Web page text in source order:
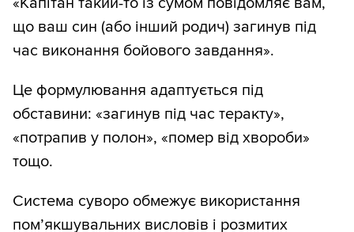
що ваш син (або інший родич) загинув під
час виконання бойового завдання».
Це формулювання адаптується під
обставини: «загинув під час теракту»,
«потрапив у полон», «помер від хвороби»
тощо.
Система суворо обмежує використання
пом’якшувальних висловів і розмитих